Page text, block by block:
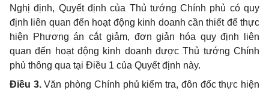
Nghị định, Quyết định của Thủ tướng Chính phủ có quy
định liên quan đến hoạt động kinh doanh cần thiết để thực
hiện Phương án cắt giảm, đơn giản hóa quy định liên
quan đến hoạt động kinh doanh được Thủ tướng Chính
phủ thông qua tại Điều 1 của Quyết định này.
Điều 3.Văn phòng Chính phủ kiểm tra, đôn đốc thực hiện